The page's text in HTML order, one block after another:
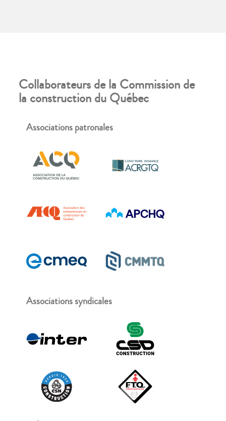
Collaborateurs de la Commission de
la construction du Québec
Associations patronales
Associations syndicales